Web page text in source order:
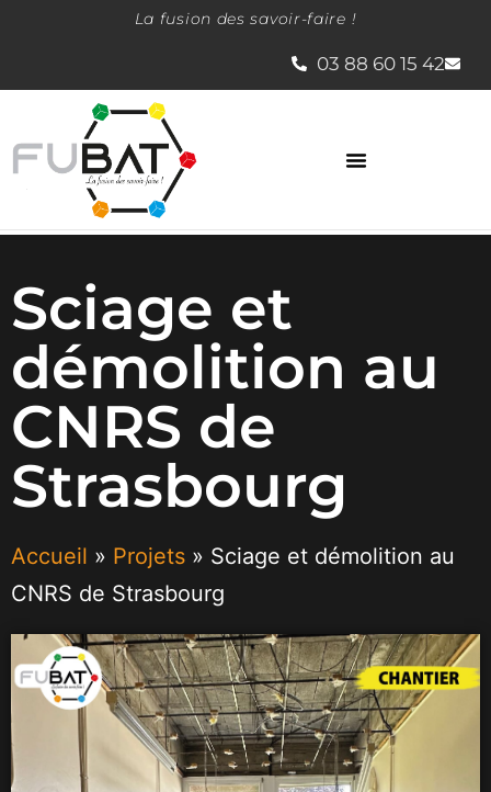
La fusion des savoir-faire !
03 88 60 15 42
Sciage et
démolition au
CNRS de
Strasbourg
Accueil » Projets » Sciage et démolition au
CNRS de Strasbourg